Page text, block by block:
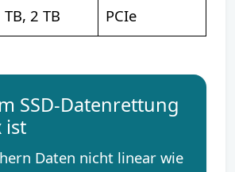
TB, 2 TB
PCIe
SSD-Datenrettung
ist
Daten nicht linear wie